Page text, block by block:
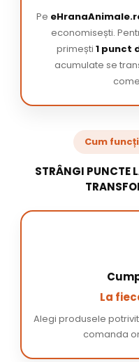
Pe
economisești.
primești 1 punct
acumulate se
Cum
STRÂNGI PUNCTE
La
Alegi produsele
comanda